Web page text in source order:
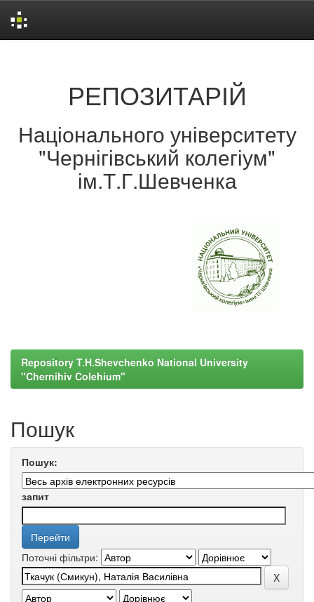
РЕПОЗИТАРІЙ
Національного університету
"Чернігівський колегіум"
ім.Т.Г.Шевченка
Repository T.H.Shevchenko National University
"Chernihiv Colehium"
Пошук
Пошук:
запит
Поточні фільтри: